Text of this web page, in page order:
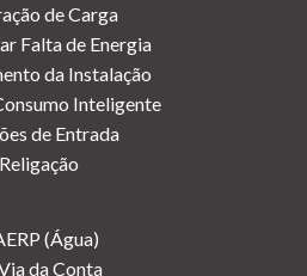
de Carga
Falta de Energia
da Instalação
Inteligente
de Entrada
Religação
(Água)
da Conta